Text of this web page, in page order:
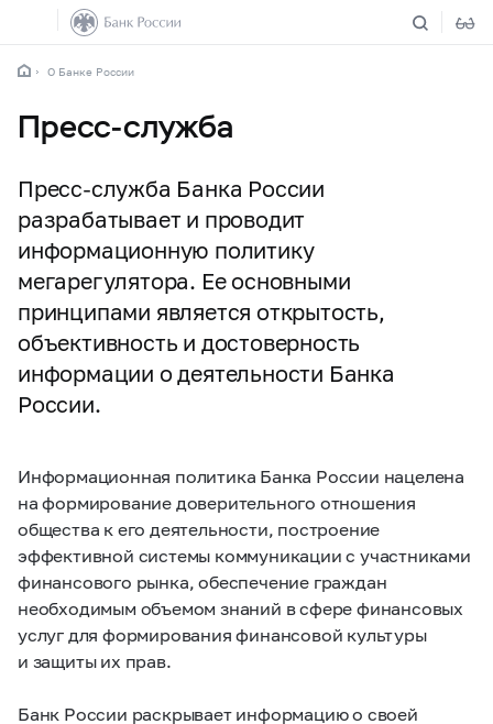
О Банке России
Пресс-служба
Пресс-служба Банка России
разрабатывает и проводит
информационную политику
мегарегулятора. Ее основными
принципами является открытость,
объективность и достоверность
информации о деятельности Банка
России.
Информационная политика Банка России нацелена
на формирование доверительного отношения
общества к его деятельности, построение
эффективной системы коммуникации с участниками
финансового рынка, обеспечение граждан
необходимым объемом знаний в сфере финансовых
услуг для формирования финансовой культуры
и защиты их прав.
Банк России раскрывает информацию о своей